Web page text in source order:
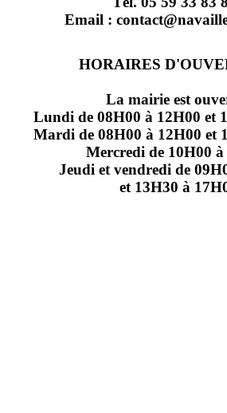
Email :
HORAIRES
La mairie est
Lundi de 08H00 à 12H00 et
Mardi de 08H00 à 12H00 et
Mercredi de 10H00
Jeudi et vendredi de
et 13H30 à